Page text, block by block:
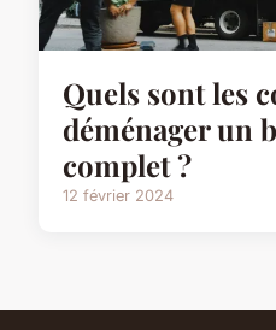
Quels sont les
déménager un
complet ?
12 février 2024